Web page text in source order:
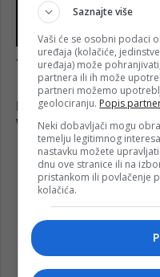
Saznajte više
Vaši će se osobni podaci
uređaja (kolačiće,
uređaja) može
partnera ili ih može
partneri možemo
geolociranju. Popis
Neki dobavljači mogu
temelju legitimnog
nastavku možete
dnu ove stranice ili na
pristankom ili povlačenje
kolačića.